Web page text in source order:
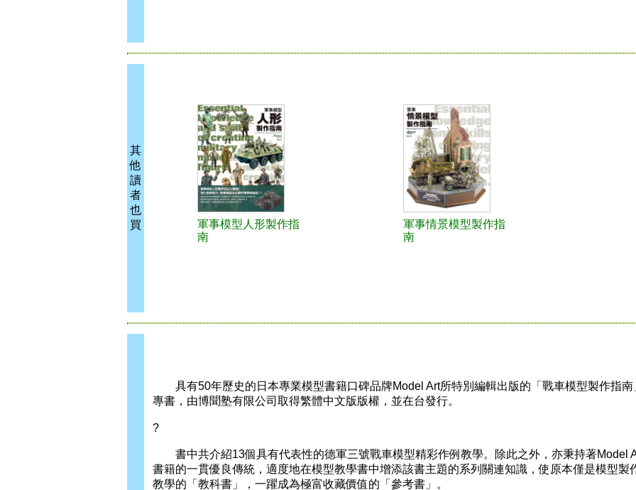
其
他
讀
者
也
買
軍事模型人形製作指
南
軍事情景模型製作指
南
具有50年歷史的日本專業模型書籍口碑品牌Model Art所特別編輯出版的「戰車模型製作指南
專書，由博聞塾有限公司取得繁體中文版版權，並在台發行。
?
書中共介紹13個具有代表性的德軍三號戰車模型精彩作例教學。除此之外，亦秉持著Model
書籍的一貫優良傳統，適度地在模型教學書中增添該書主題的系列關連知識，使原本僅是模型製
教學的「教科書」，一躍成為極富收藏價值的「參考書」。